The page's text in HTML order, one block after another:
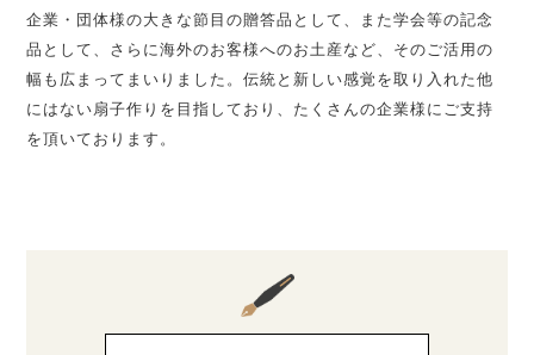
企業・団体様の大きな節目の贈答品として、また学会等の記念
品として、さらに海外のお客様へのお土産など、そのご活用の
幅も広まってまいりました。伝統と新しい感覚を取り入れた他
にはない扇子作りを目指しており、たくさんの企業様にご支持
を頂いております。